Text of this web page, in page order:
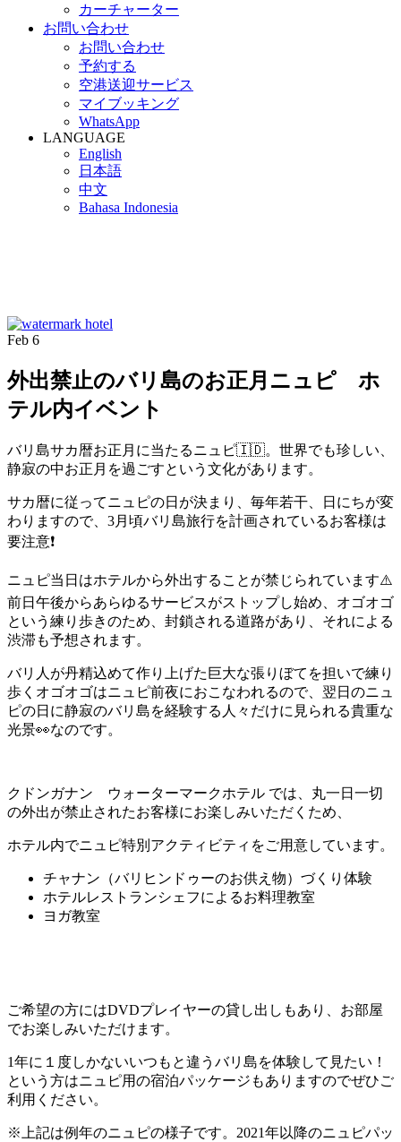
カーチャーター
お問い合わせ
お問い合わせ
予約する
空港送迎サービス
マイブッキング
WhatsApp
LANGUAGE
English
日本語
中文
Bahasa Indonesia
Feb 6
外出禁止のバリ島のお正月ニュピ ホ
テル内イベント
バリ島サカ暦お正月に当たるニュピ🇮🇩。世界でも珍しい、
静寂の中お正月を過ごすという文化があります。
サカ暦に従ってニュピの日が決まり、毎年若干、日にちが変
わりますので、3月頃バリ島旅行を計画されているお客様は
要注意❗️
ニュピ当日はホテルから外出することが禁じられています⚠️
前日午後からあらゆるサービスがストップし始め、オゴオゴ
という練り歩きのため、封鎖される道路があり、それによる
渋滞も予想されます。
バリ人が丹精込めて作り上げた巨大な張りぼてを担いで練り
歩くオゴオゴはニュピ前夜におこなわれるので、翌日のニュ
ピの日に静寂のバリ島を経験する人々だけに見られる貴重な
光景👀なのです。
クドンガナン ウォーターマークホテル では、丸一日一切
の外出が禁止されたお客様にお楽しみいただくため、
ホテル内でニュピ特別アクティビティをご用意しています。
チャナン（バリヒンドゥーのお供え物）づくり体験
ホテルレストランシェフによるお料理教室
ヨガ教室
ご希望の方にはDVDプレイヤーの貸し出しもあり、お部屋
でお楽しみいただけます。
1年に１度しかないいつもと違うバリ島を体験して見たい！
という方はニュピ用の宿泊パッケージもありますのでぜひご
利用ください。
※上記は例年のニュピの様子です。2021年以降のニュピパッ